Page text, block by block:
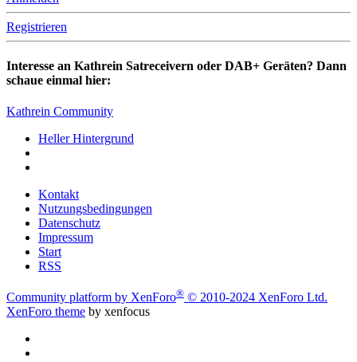
Registrieren
Interesse an Kathrein Satreceivern oder DAB+ Geräten? Dann
schaue einmal hier:
Kathrein Community
Heller Hintergrund
Kontakt
Nutzungsbedingungen
Datenschutz
Impressum
Start
RSS
Community platform by XenForo® © 2010-2024 XenForo Ltd.
XenForo theme by xenfocus